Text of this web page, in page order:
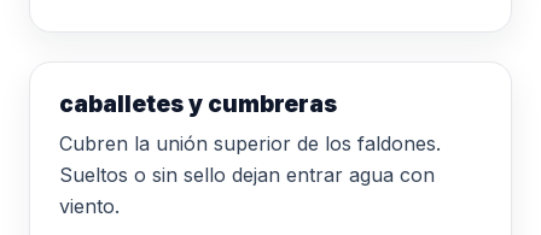
caballetes y cumbreras
Cubren la unión superior de los faldones.
Sueltos o sin sello dejan entrar agua con
viento.